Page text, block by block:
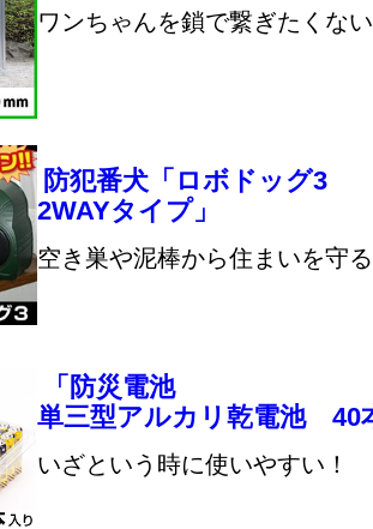
ワンちゃんを鎖で繋ぎたくな
防犯番犬「ロボドッグ3
2WAYタイプ」
空き巣や泥棒から住まいを守
「防災電池
単三型アルカリ乾電池 40
いざという時に使いやすい！